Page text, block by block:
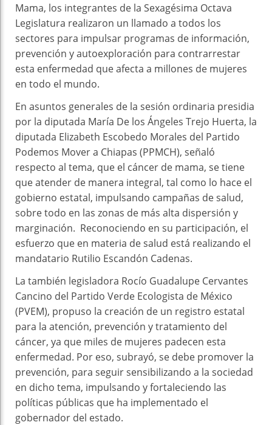
Mama, los integrantes de la Sexagésima Octava
Legislatura realizaron un llamado a todos los
sectores para impulsar programas de información,
prevención y autoexploración para contrarrestar
esta enfermedad que afecta a millones de mujeres
en todo el mundo.
En asuntos generales de la sesión ordinaria presidia
por la diputada María De los Ángeles Trejo Huerta, la
diputada Elizabeth Escobedo Morales del Partido
Podemos Mover a Chiapas (PPMCH), señaló
respecto al tema, que el cáncer de mama, se tiene
que atender de manera integral, tal como lo hace el
gobierno estatal, impulsando campañas de salud,
sobre todo en las zonas de más alta dispersión y
marginación. Reconociendo en su participación, el
esfuerzo que en materia de salud está realizando el
mandatario Rutilio Escandón Cadenas.
La también legisladora Rocío Guadalupe Cervantes
Cancino del Partido Verde Ecologista de México
(PVEM), propuso la creación de un registro estatal
para la atención, prevención y tratamiento del
cáncer, ya que miles de mujeres padecen esta
enfermedad. Por eso, subrayó, se debe promover la
prevención, para seguir sensibilizando a la sociedad
en dicho tema, impulsando y fortaleciendo las
políticas públicas que ha implementado el
gobernador del estado.